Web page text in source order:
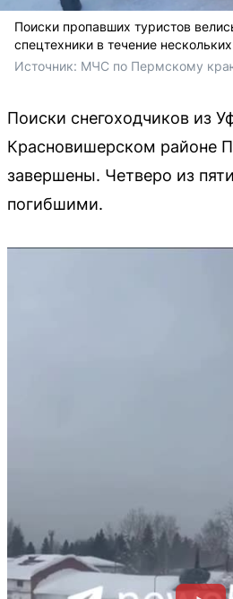
Поиски пропавших туристов
спецтехники в течение
Источник: МЧС по Пермскому
Поиски снегоходчиков из
Красновишерском районе
завершены. Четверо из
погибшими.